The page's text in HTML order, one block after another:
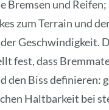
Bremsen und Reifen;
zum Terrain und
Geschwindigkeit.
fest, dass
den Biss definieren:
Haltbarkeit bei